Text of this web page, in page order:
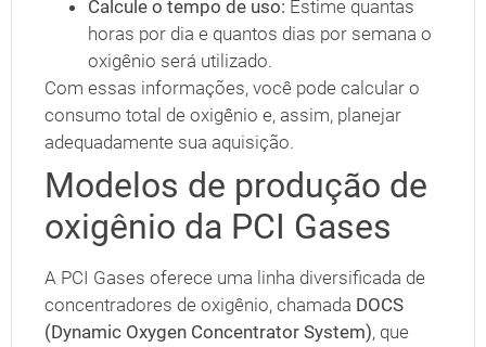
Calcule o tempo de uso: Estime quantas
horas por dia e quantos dias por semana o
oxigênio será utilizado.
Com essas informações, você pode calcular o
consumo total de oxigênio e, assim, planejar
adequadamente sua aquisição.
Modelos de produção de
oxigênio da PCI Gases
A PCI Gases oferece uma linha diversificada de
concentradores de oxigênio, chamada DOCS
(Dynamic Oxygen Concentrator System), que